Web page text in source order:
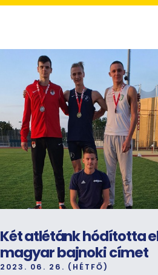
Két atlétánk hódította
magyar bajnoki címet
2023. 06. 26. (HÉTFŐ)